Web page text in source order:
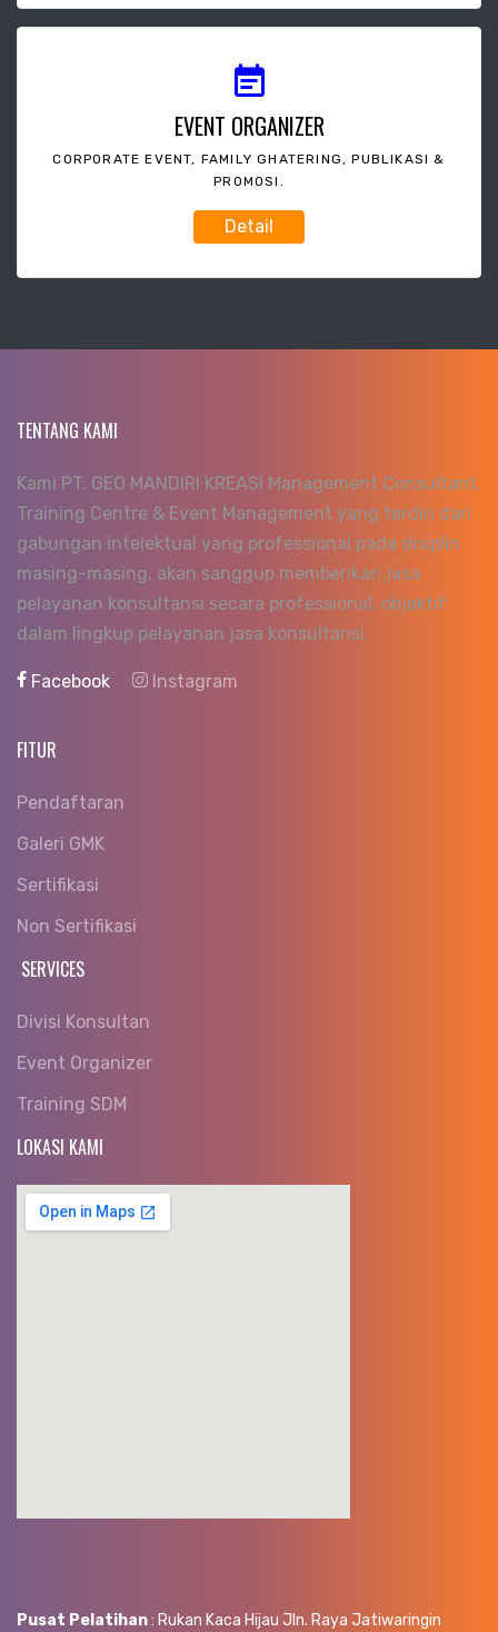
EVENT ORGANIZER
CORPORATE EVENT, FAMILY GHATERING, PUBLIKASI &
PROMOSI.
Detail
TENTANG KAMI
Kami PT. GEO MANDIRI KREASI Management Consultant,
Training Centre & Event Management yang terdiri dari
gabungan intelektual yang professional pada disiplin
masing-masing, akan sanggup memberikan jasa
pelayanan konsultansi secara professional, objektif
dalam lingkup pelayanan jasa konsultansi.
Facebook Instagram
FITUR
Pendaftaran
Galeri GMK
Sertifikasi
Non Sertifikasi
SERVICES
Divisi Konsultan
Event Organizer
Training SDM
LOKASI KAMI
Pusat Pelatihan: Rukan Kaca Hijau Jln. Raya Jatiwaringin